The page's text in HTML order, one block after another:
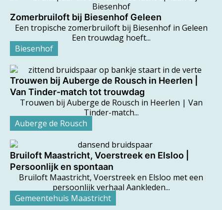
Zomerbruiloft bij Biesenhof Geleen
Een tropische zomerbruiloft bij Biesenhof in Geleen
Een trouwdag hoeft...
Biesenhof
Trouwen bij Auberge de Rousch in Heerlen |
Van Tinder-match tot trouwdag
Trouwen bij Auberge de Rousch in Heerlen | Van
Tinder-match...
Auberge de Rousch
Bruiloft Maastricht, Voerstreek en Elsloo |
Persoonlijk en spontaan
Bruiloft Maastricht, Voerstreek en Elsloo met een
persoonlijk verhaal Aankleden...
Gemeentehuis Maastricht